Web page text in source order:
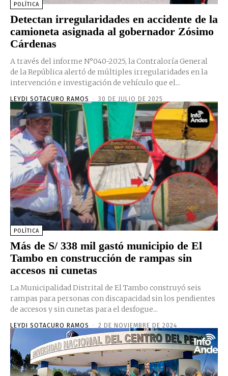
POLÍTICA
Detectan irregularidades en accidente de la
camioneta asignada al gobernador Zósimo
Cárdenas
A través del informe N°040-2025, la Contraloría General
de la República alertó de múltiples irregularidades en la
intervención e investigación de vehículo que el...
LEYDI SOTACURO RAMOS - 30 DE JULIO DE 2025
POLÍTICA
Más de S/ 338 mil gastó municipio de El
Tambo en construcción de rampas sin
accesos ni cunetas
La Municipalidad Distrital de El Tambo construyó seis
rampas para personas con discapacidad sin los pendientes
de accesos y sin cunetas para el desfogue...
LEYDI SOTACURO RAMOS - 2 DE NOVIEMBRE DE 2024